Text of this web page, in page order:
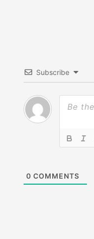
Subscribe
0 COMMENTS